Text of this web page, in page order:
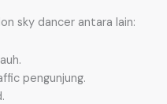
sky dancer antara lain:
pengunjung.